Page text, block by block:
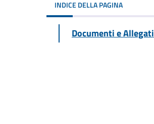
INDICE DELLA PAGINA
Documenti e Allegati